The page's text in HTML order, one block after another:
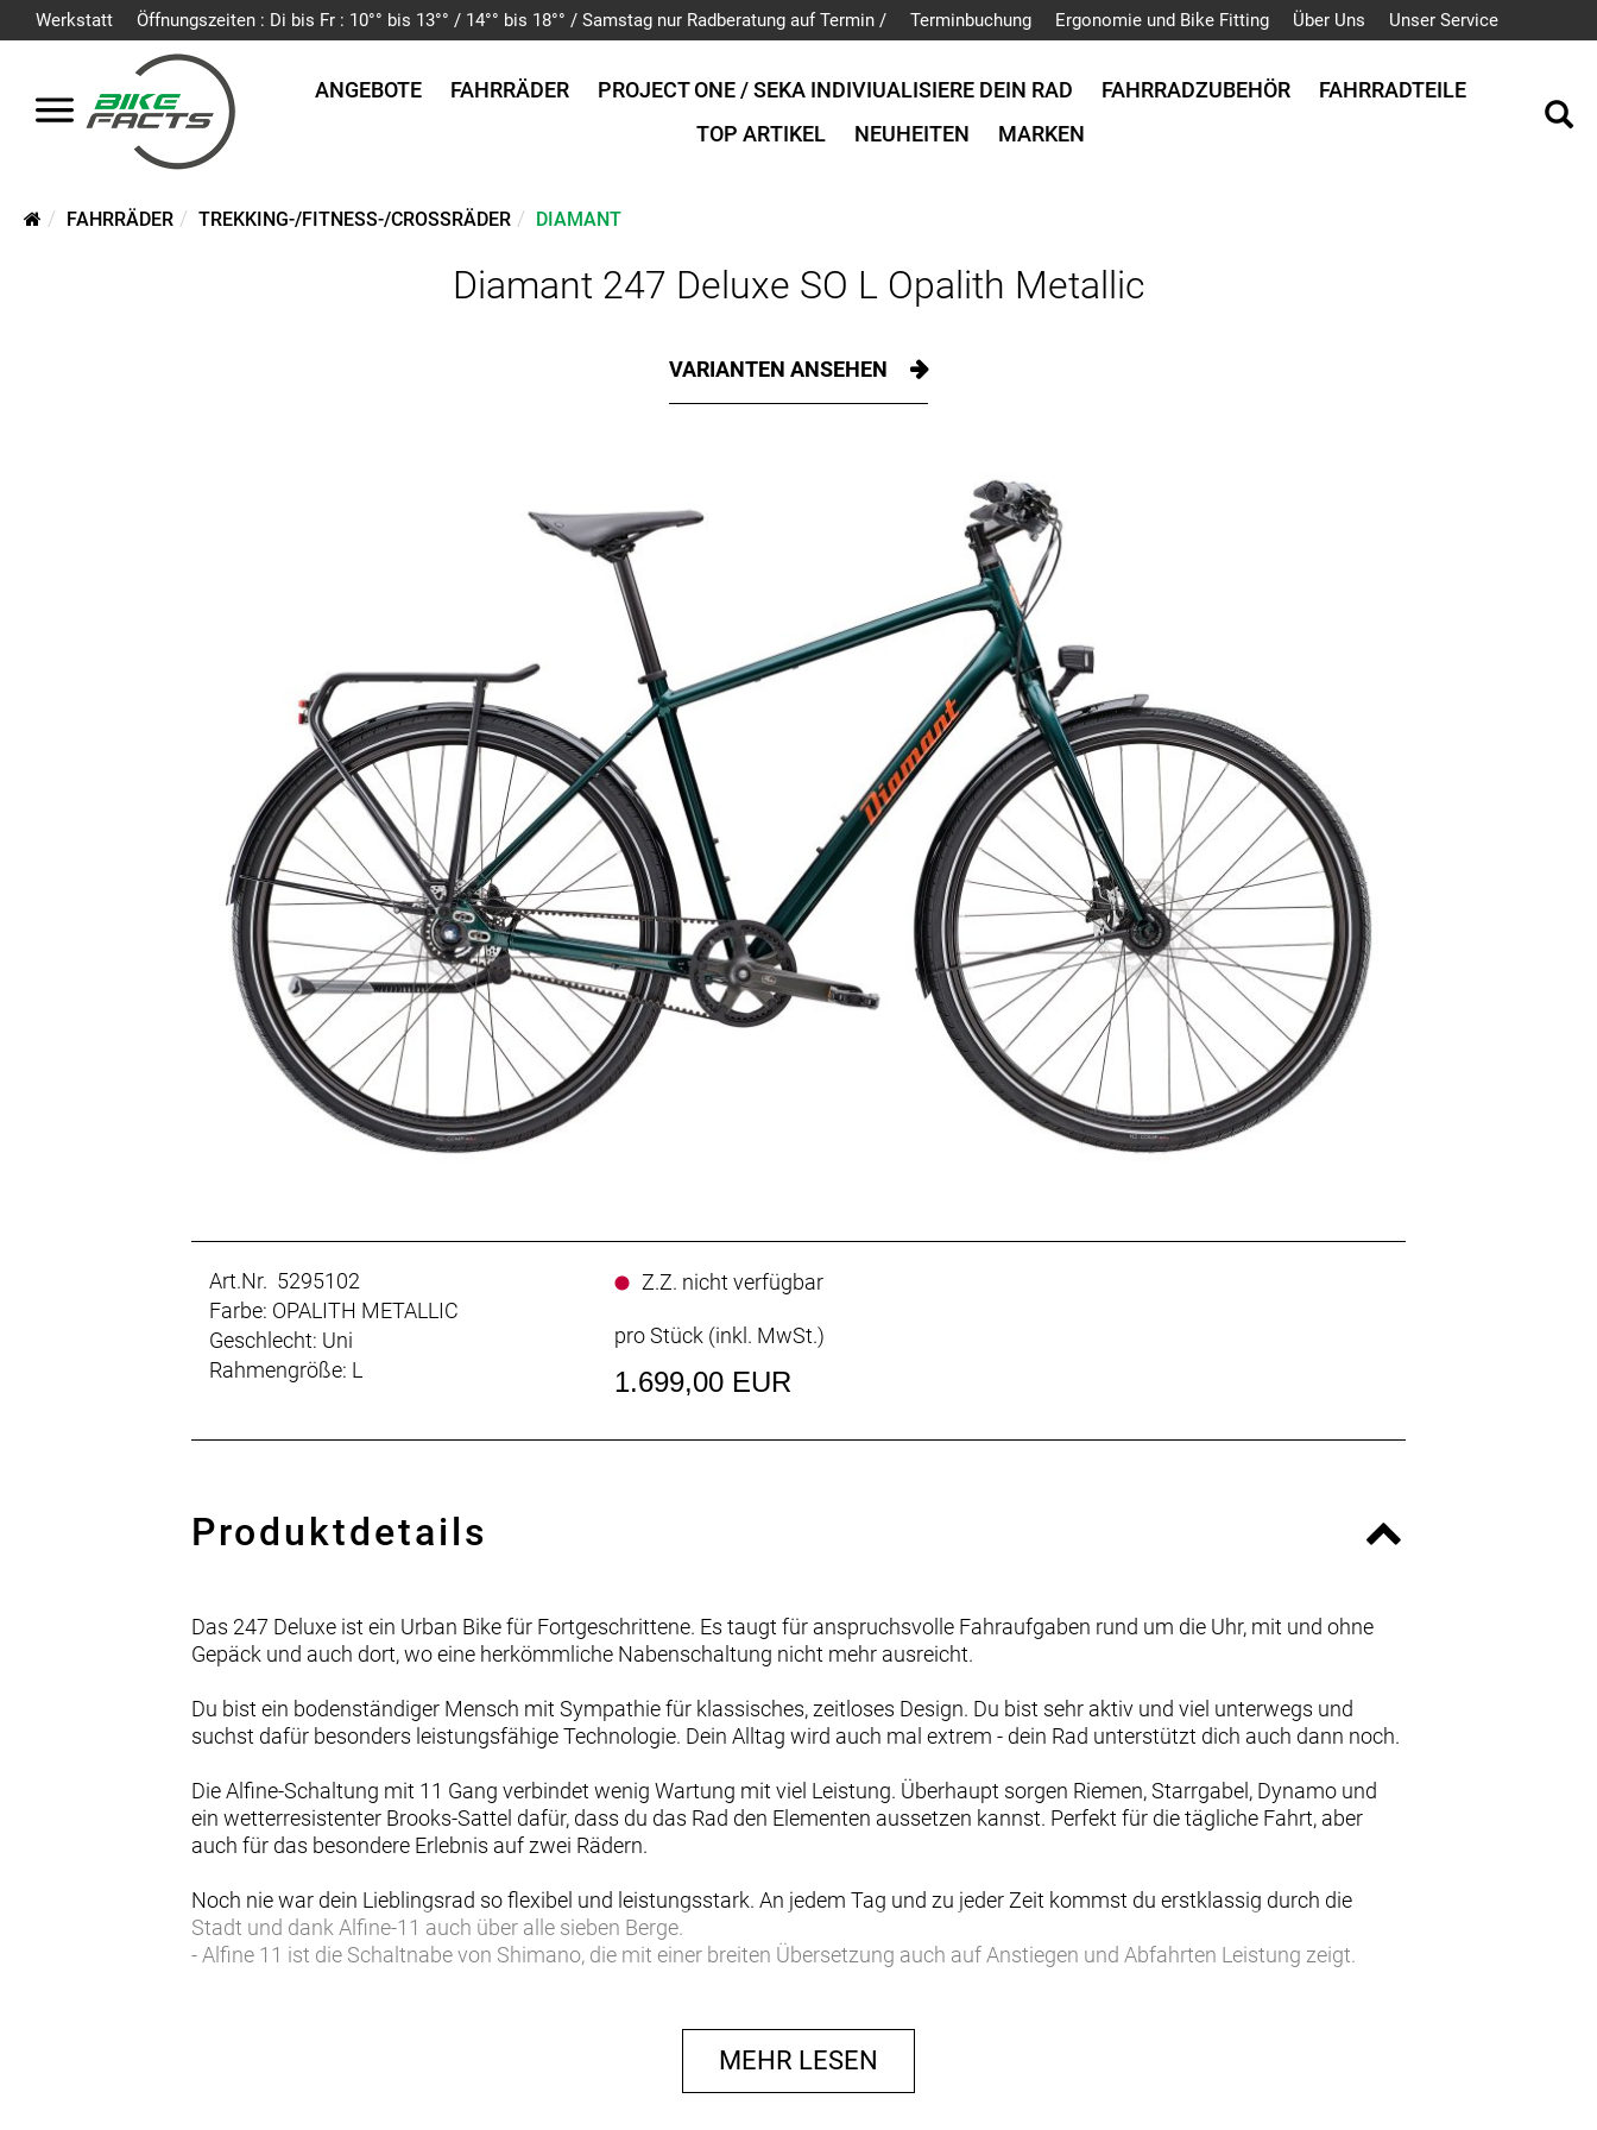
Werkstatt Öffnungszeiten : Di bis Fr : 10°° bis 13°° / 14°° bis 18°° / Samstag nur Radberatung auf Termin / Terminbuchung Ergonomie und Bike Fitting Über Uns Unser Service
ANGEBOTE FAHRRÄDER PROJECT ONE / SEKA INDIVIUALISIERE DEIN RAD FAHRRADZUBEHÖR
FAHRRADTEILE
TOP ARTIKEL
NEUHEITEN MARKEN
FAHRRÄDER TREKKING-/FITNESS-/CROSSRÄDER DIAMANT
Diamant 247 Deluxe SO L Opalith Metallic
VARIANTEN ANSEHEN
Art.Nr. 5295102
Farbe: OPALITH METALLIC
Geschlecht: Uni
Rahmengröße: L
Z.Z. nicht verfügbar
pro Stück (inkl. MwSt.)
1.699,00 EUR
Produktdetails
Das 247 Deluxe ist ein Urban Bike für Fortgeschrittene. Es taugt für anspruchsvolle Fahraufgaben rund um die Uhr, mit und ohne
Gepäck und auch dort, wo eine herkömmliche Nabenschaltung nicht mehr ausreicht.
Du bist ein bodenständiger Mensch mit Sympathie für klassisches, zeitloses Design. Du bist sehr aktiv und viel unterwegs und
suchst dafür besonders leistungsfähige Technologie. Dein Alltag wird auch mal extrem - dein Rad unterstützt dich auch dann noch.
Die Alfine-Schaltung mit 11 Gang verbindet wenig Wartung mit viel Leistung. Überhaupt sorgen Riemen, Starrgabel, Dynamo und
ein wetterresistenter Brooks-Sattel dafür, dass du das Rad den Elementen aussetzen kannst. Perfekt für die tägliche Fahrt, aber
auch für das besondere Erlebnis auf zwei Rädern.
Noch nie war dein Lieblingsrad so flexibel und leistungsstark. An jedem Tag und zu jeder Zeit kommst du erstklassig durch die
Stadt und dank Alfine-11 auch über alle sieben Berge.
- Alfine 11 ist die Schaltnabe von Shimano, die mit einer breiten Übersetzung auch auf Anstiegen und Abfahrten Leistung zeigt.
- Der extra-leichte Rahmen fährt sich spritzig und ist dank der innenverlegten Züge und sauberen Schweißnähte dein Design-
- Der Brooks Cambium-Sattel ist wetterresistent und hilft dir, deine Beinkraft optimal einzusetzen.
MEHR LESEN